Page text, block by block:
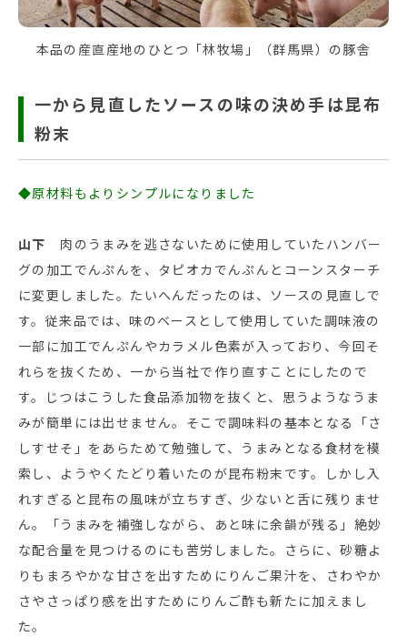
本品の産直産地のひとつ「林牧場」（群馬県）の豚舎
一から見直したソースの味の決め手は昆布
粉末
◆原材料もよりシンプルになりました
山下 肉のうまみを逃さないために使用していたハンバー
グの加工でんぷんを、タピオカでんぷんとコーンスターチ
に変更しました。たいへんだったのは、ソースの見直しで
す。従来品では、味のベースとして使用していた調味液の
一部に加工でんぷんやカラメル色素が入っており、今回そ
れらを抜くため、一から当社で作り直すことにしたので
す。じつはこうした食品添加物を抜くと、思うようなうま
みが簡単には出せません。そこで調味料の基本となる「さ
しすせそ」をあらためて勉強して、うまみとなる食材を模
索し、ようやくたどり着いたのが昆布粉末です。しかし入
れすぎると昆布の風味が立ちすぎ、少ないと舌に残りませ
ん。「うまみを補強しながら、あと味に余韻が残る」絶妙
な配合量を見つけるのにも苦労しました。さらに、砂糖よ
りもまろやかな甘さを出すためにりんご果汁を、さわやか
さやさっぱり感を出すためにりんご酢も新たに加えまし
た。